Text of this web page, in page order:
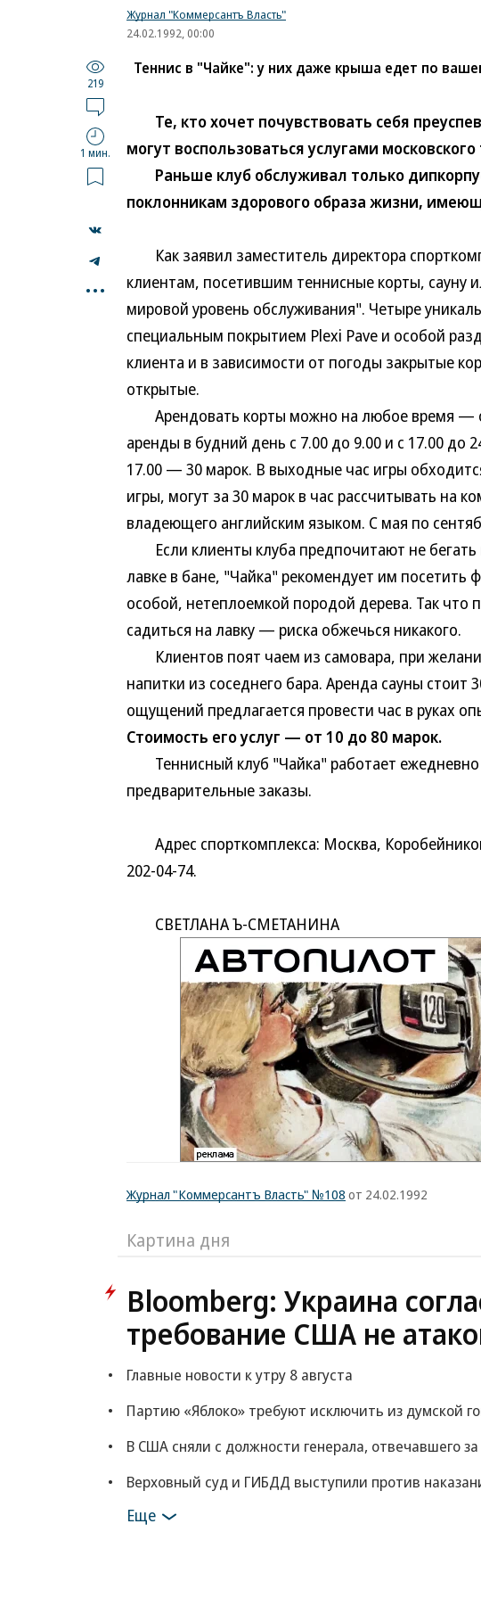
Журнал "Коммерсантъ Власть"
24.02.1992, 00:00
219
1 мин.
...
Теннис в "Чайке": у них даже крыша едет по
Те, кто хочет почувствовать себя
могут воспользоваться услугами
Раньше клуб обслуживал только
поклонникам здорового образа жизни,
Как заявил заместитель директора
клиентам, посетившим теннисные корты, сауну
мировой уровень обслуживания". Четыре
специальным покрытием Plexi Pave и особой
клиента и в зависимости от погоды закрытые
открытые.
Арендовать корты можно на любое время —
аренды в будний день с 7.00 до 9.00 и с 17.00 до
17.00 — 30 марок. В выходные час игры
игры, могут за 30 марок в час рассчитывать на
владеющего английским языком. С мая по
Если клиенты клуба предпочитают не бегать
лавке в бане, "Чайка" рекомендует им посетить
особой, нетеплоемкой породой дерева. Так
садиться на лавку — риска обжечься никакого.
Клиентов поят чаем из самовара, при
напитки из соседнего бара. Аренда сауны
ощущений предлагается провести час в руках
Стоимость его услуг — от 10 до 80 марок.
Теннисный клуб "Чайка" работает ежедневно
предварительные заказы.
Адрес спорткомплекса: Москва,
202-04-74.
СВЕТЛАНА Ъ-СМЕТАНИНА
Журнал "Коммерсантъ Власть" №108 от 24.02.1992
Картина дня
Bloomberg: Украина
требование США не
Главные новости к утру 8 августа
Партию «Яблоко» требуют исключить из думской
В США сняли с должности генерала, отвечавшего
Верховный суд и ГИБДД выступили против
Еще